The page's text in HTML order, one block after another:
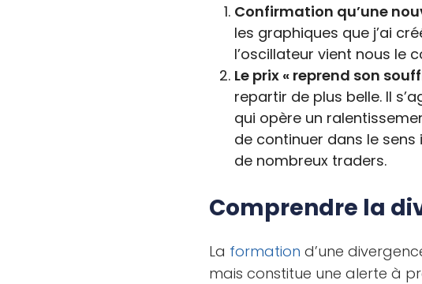
Confirmation qu’une
les graphiques que j’ai
l’oscillateur vient nous le
Le prix « reprend son
repartir de plus belle. Il
qui opère un
de continuer dans le
de nombreux traders.
Comprendre la
La formation d’une
mais constitue une alerte à